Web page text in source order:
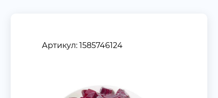
Артикул: 1585746124